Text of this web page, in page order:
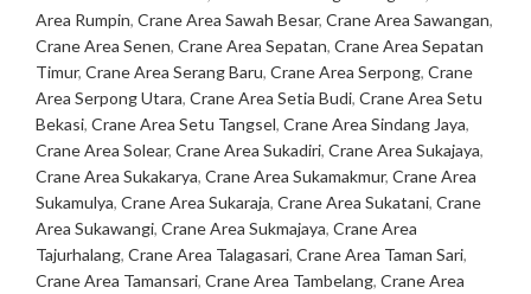
Area Rumpin, Crane Area Sawah Besar, Crane Area Sawangan,
Crane Area Senen, Crane Area Sepatan, Crane Area Sepatan
Timur, Crane Area Serang Baru, Crane Area Serpong, Crane
Area Serpong Utara, Crane Area Setia Budi, Crane Area Setu
Bekasi, Crane Area Setu Tangsel, Crane Area Sindang Jaya,
Crane Area Solear, Crane Area Sukadiri, Crane Area Sukajaya,
Crane Area Sukakarya, Crane Area Sukamakmur, Crane Area
Sukamulya, Crane Area Sukaraja, Crane Area Sukatani, Crane
Area Sukawangi, Crane Area Sukmajaya, Crane Area
Tajurhalang, Crane Area Talagasari, Crane Area Taman Sari,
Crane Area Tamansari, Crane Area Tambelang, Crane Area